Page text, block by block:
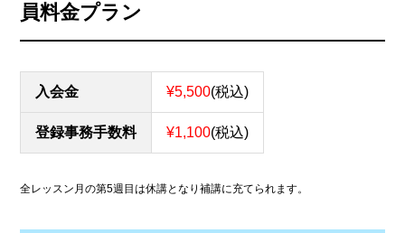
員料金プラン
入会金 ¥5,500(税込)
登録事務手数料 ¥1,100(税込)
全レッスン月の第5週目は休講となり補講に充てられます。